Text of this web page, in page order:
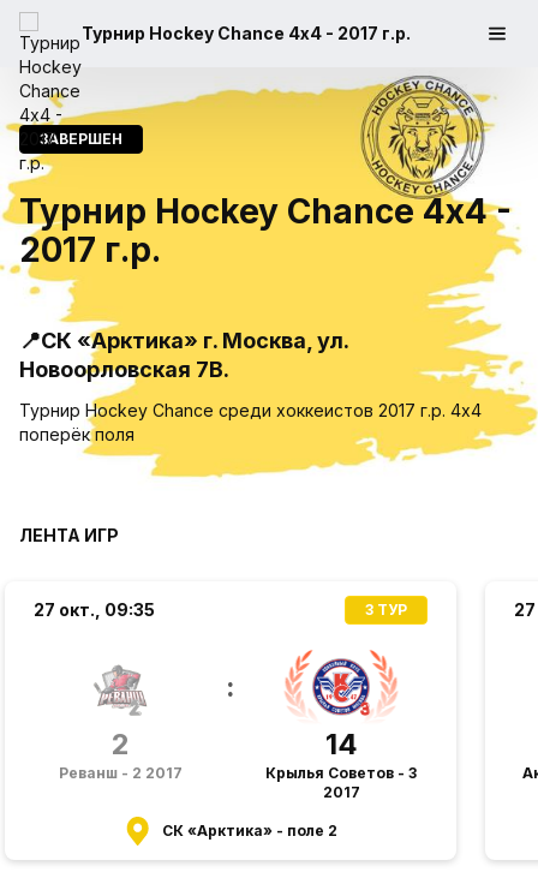
Турнир Hockey Chance 4х4 - 2017 г.р.
ЗАВЕРШЕН
Турнир Hockey Chance 4х4 -
2017 г.р.
📍СК «Арктика» г. Москва, ул.
Новоорловская 7В.
Турнир Hockey Chance среди хоккеистов 2017 г.р. 4х4
поперëк поля
ЛЕНТА ИГР
27 окт., 09:35 3 ТУР
2
Реванш - 2 2017
:
14
Крылья Советов - 3
2017
СК «Арктика» - поле 2